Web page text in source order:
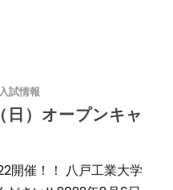
試情報
）オープンキャ
開催！！ 八戸工業大学